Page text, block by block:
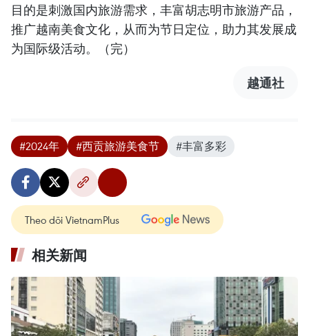
目的是刺激国内旅游需求，丰富胡志明市旅游产品，
推广越南美食文化，从而为节日定位，助力其发展成
为国际级活动。（完）
越通社
#2024年 #西贡旅游美食节 #丰富多彩
Theo dõi VietnamPlus
相关新闻